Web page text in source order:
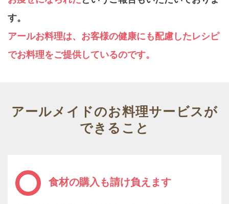
す。
アールお料理は、お客様の健康にも配慮したレシピ
でお料理をご提供しているのです。
アールメイドのお料理サービスが
できること
食材の購入も請け負えます